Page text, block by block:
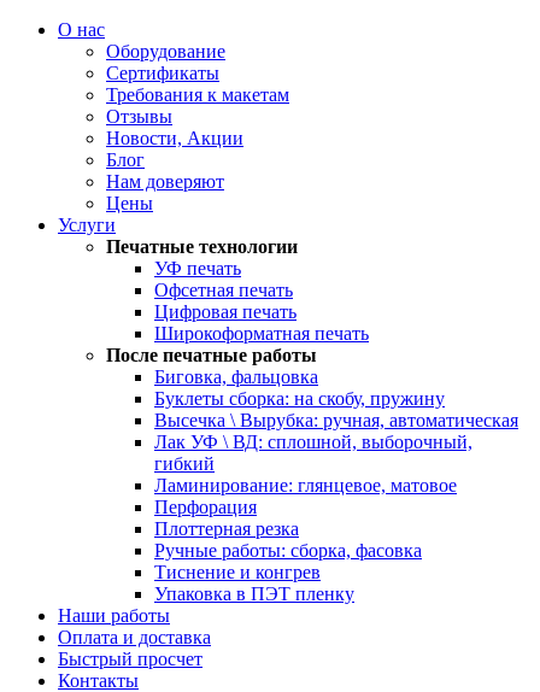
О нас
Оборудование
Сертификаты
Требования к макетам
Отзывы
Новости, Акции
Блог
Нам доверяют
Цены
Услуги
Печатные технологии
УФ печать
Офсетная печать
Цифровая печать
Широкоформатная печать
После печатные работы
Биговка, фальцовка
Буклеты сборка: на скобу, пружину
Высечка \ Вырубка: ручная, автоматическая
Лак УФ \ ВД: сплошной, выборочный,
гибкий
Ламинирование: глянцевое, матовое
Перфорация
Плоттерная резка
Ручные работы: сборка, фасовка
Тиснение и конгрев
Упаковка в ПЭТ пленку
Наши работы
Оплата и доставка
Быстрый просчет
Контакты